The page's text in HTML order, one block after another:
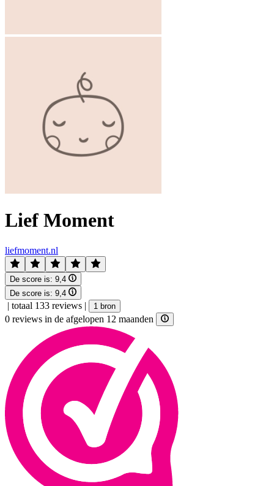
Lief Moment
liefmoment.nl
De score is: 9,4
De score is: 9,4
| totaal 133 reviews | 1 bron
0 reviews in de afgelopen 12 maanden